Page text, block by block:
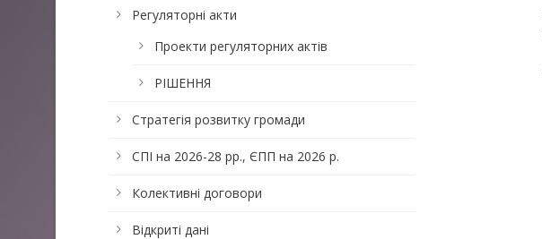
Регуляторні акти
Проекти регуляторних актів
РІШЕННЯ
Стратегія розвитку громади
СПІ на 2026-28 рр., ЄПП на 2026 р.
Колективні договори
Відкриті дані